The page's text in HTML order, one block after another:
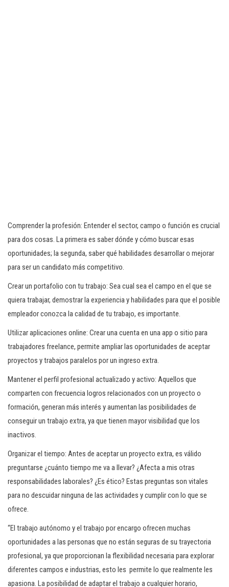
Comprender la profesión: Entender el sector, campo o función es crucial
para dos cosas. La primera es saber dónde y cómo buscar esas
oportunidades; la segunda, saber qué habilidades desarrollar o mejorar
para ser un candidato más competitivo.
Crear un portafolio con tu trabajo: Sea cual sea el campo en el que se
quiera trabajar, demostrar la experiencia y habilidades para que el posible
empleador conozca la calidad de tu trabajo, es importante.
Utilizar aplicaciones online: Crear una cuenta en una app o sitio para
trabajadores freelance, permite ampliar las oportunidades de aceptar
proyectos y trabajos paralelos por un ingreso extra.
Mantener el perfil profesional actualizado y activo: Aquellos que
comparten con frecuencia logros relacionados con un proyecto o
formación, generan más interés y aumentan las posibilidades de
conseguir un trabajo extra, ya que tienen mayor visibilidad que los
inactivos.
Organizar el tiempo: Antes de aceptar un proyecto extra, es válido
preguntarse ¿cuánto tiempo me va a llevar? ¿Afecta a mis otras
responsabilidades laborales? ¿Es ético? Estas preguntas son vitales
para no descuidar ninguna de las actividades y cumplir con lo que se
ofrece.
“El trabajo autónomo y el trabajo por encargo ofrecen muchas
oportunidades a las personas que no están seguras de su trayectoria
profesional, ya que proporcionan la flexibilidad necesaria para explorar
diferentes campos e industrias, esto les permite lo que realmente les
apasiona. La posibilidad de adaptar el trabajo a cualquier horario,